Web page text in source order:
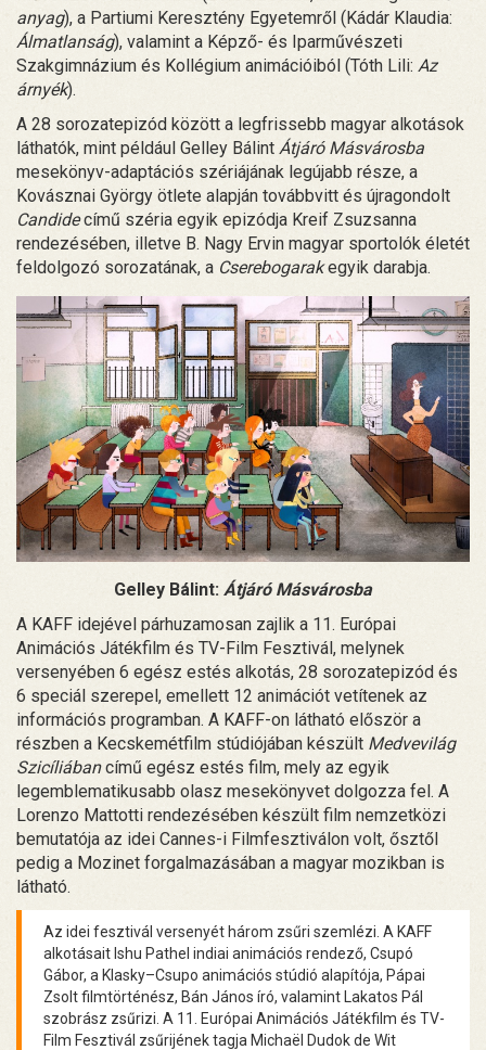
anyag), a Partiumi Keresztény Egyetemről (Kádár Klaudia:
Álmatlanság), valamint a Képző- és Iparművészeti
Szakgimnázium és Kollégium animációiból (Tóth Lili: Az
árnyék).
A 28 sorozatepizód között a legfrissebb magyar alkotások
láthatók, mint például Gelley Bálint Átjáró Másvárosba
mesekönyv-adaptációs szériájának legújabb része, a
Kovásznai György ötlete alapján továbbvitt és újragondolt
Candidecímű széria egyik epizódja Kreif Zsuzsanna
rendezésében, illetve B. Nagy Ervin magyar sportolók életét
feldolgozó sorozatának, a Cserebogarakegyik darabja.
Gelley Bálint: Átjáró Másvárosba
A KAFF idejével párhuzamosan zajlik a 11. Európai
Animációs Játékfilm és TV-Film Fesztivál, melynek
versenyében 6 egész estés alkotás, 28 sorozatepizód és
6 speciál szerepel, emellett 12 animációt vetítenek az
információs programban. A KAFF-on látható először a
részben a Kecskemétfilm stúdiójában készült Medvevilág
Szicíliábancímű egész estés film, mely az egyik
legemblematikusabb olasz mesekönyvet dolgozza fel. A
Lorenzo Mattotti rendezésében készült film nemzetközi
bemutatója az idei Cannes-i Filmfesztiválon volt, ősztől
pedig a Mozinet forgalmazásában a magyar mozikban is
látható.
Az idei fesztivál versenyét három zsűri szemlézi. A KAFF
alkotásait Ishu Pathel indiai animációs rendező, Csupó
Gábor, a Klasky–Csupo animációs stúdió alapítója, Pápai
Zsolt filmtörténész, Bán János író, valamint Lakatos Pál
szobrász zsűrizi. A 11. Európai Animációs Játékfilm és TV-
Film Fesztivál zsűrijének tagja Michaël Dudok de Wit